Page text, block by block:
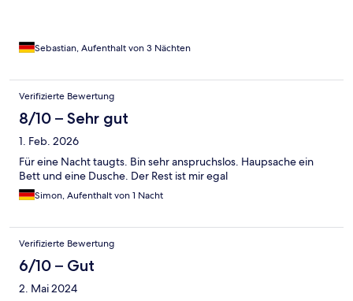
Sebastian, Aufenthalt von 3 Nächten
Verifizierte Bewertung
8/10 – Sehr gut
1. Feb. 2026
Für eine Nacht taugts. Bin sehr anspruchslos. Haupsache ein
Bett und eine Dusche. Der Rest ist mir egal
Simon, Aufenthalt von 1 Nacht
Verifizierte Bewertung
6/10 – Gut
2. Mai 2024